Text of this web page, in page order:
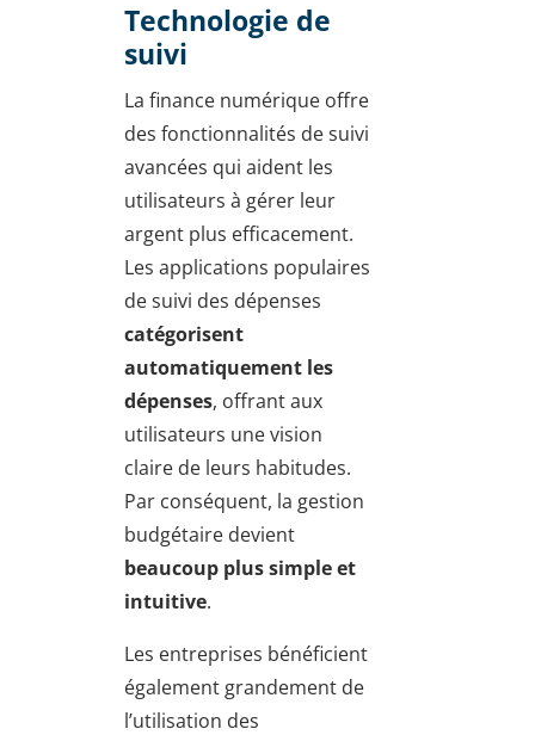
Technologie de
suivi
La finance numérique offre
des fonctionnalités de suivi
avancées qui aident les
utilisateurs à gérer leur
argent plus efficacement.
Les applications populaires
de suivi des dépenses
catégorisent
automatiquement les
dépenses, offrant aux
utilisateurs une vision
claire de leurs habitudes.
Par conséquent, la gestion
budgétaire devient
beaucoup plus simple et
intuitive.
Les entreprises bénéficient
également grandement de
l’utilisation des